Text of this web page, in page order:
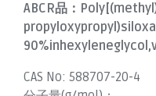
ABCR品：
CAS No:588707-20-4